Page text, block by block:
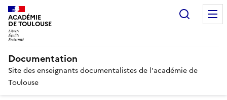
ACADÉMIE
DE TOULOUSE
Documentation
Site des enseignants documentalistes de l'académie de
Toulouse